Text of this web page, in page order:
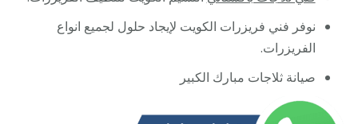
نوفر فني فريزرات الكويت لإيجاد حلول لجميع انواع
الفريزرات.
صيانة ثلاجات مبارك الكبير